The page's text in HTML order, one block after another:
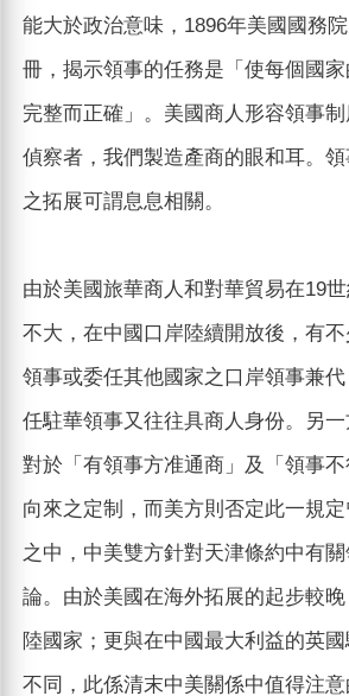
能大於政治意味，1896年美國國務
冊，揭示領事的任務是「使每個國
完整而正確」。美國商人形容領事
偵察者，我們製造產商的眼和耳。
之拓展可謂息息相關。
由於美國旅華商人和對華貿易在19
不大，在中國口岸陸續開放後，有
領事或委任其他國家之口岸領事兼
任駐華領事又往往具商人身份。另
對於「有領事方准通商」及「領事
向來之定制，而美方則否定此一規
之中，中美雙方針對天津條約中有
論。由於美國在海外拓展的起步較
陸國家；更與在中國最大利益的英
不同，此係清末中美關係中值得注意